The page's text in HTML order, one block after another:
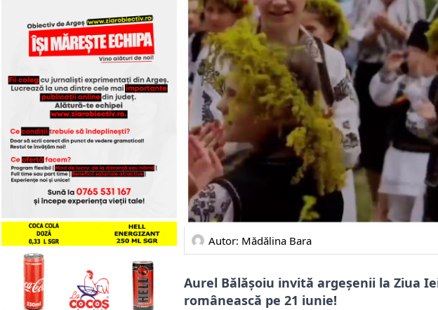
Autor: Mădălina Bara
Aurel Bălășoiu invită argeșenii la Ziua
românească pe 21 iunie!